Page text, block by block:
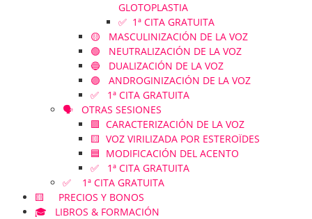
GLOTOPLASTIA
✅ 1ª CITA GRATUITA
🟡 MASCULINIZACIÓN DE LA VOZ
🟢 NEUTRALIZACIÓN DE LA VOZ
🔵 DUALIZACIÓN DE LA VOZ
🟣 ANDROGINIZACIÓN DE LA VOZ
✅ 1ª CITA GRATUITA
🗣️ OTRAS SESIONES
🟪 CARACTERIZACIÓN DE LA VOZ
🟨 VOZ VIRILIZADA POR ESTEROÏDES
🟦 MODIFICACIÓN DEL ACENTO
✅ 1ª CITA GRATUITA
✅ 1ª CITA GRATUITA
🟨 PRECIOS Y BONOS
🎓 LIBROS & FORMACIÓN